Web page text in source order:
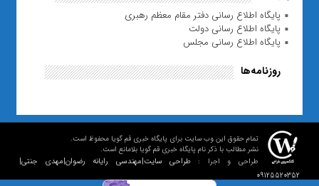
پایگاه اطلاع رسانی دفتر مقام معظم رهبری
پایگاه اطلاع رسانی دولت
پایگاه اطلاع رسانی مجلس
روزنامه‌ها
تمام حقوق این وب سایت برای پایگاه خبری قم گویا محفوظ است.
نشر مطالب با ذکر نام پایگاه خبری قم گویا بلامانع است.
طراحی و اجرا : طراحی سایت|مهندسی رایانه رضوان|مهدی جنتی|
09125520352